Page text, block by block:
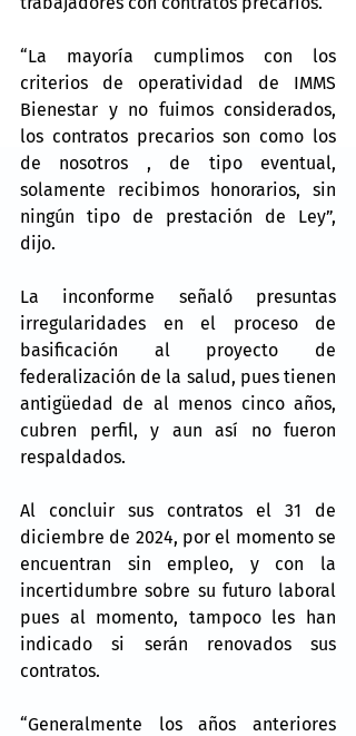
“La mayoría cumplimos con los
criterios de operatividad de IMMS
Bienestar y no fuimos considerados,
los contratos precarios son como los
de nosotros , de tipo eventual,
solamente recibimos honorarios, sin
ningún tipo de prestación de Ley”,
dijo.
La inconforme señaló presuntas
irregularidades en el proceso de
basificación al proyecto de
federalización de la salud, pues tienen
antigüedad de al menos cinco años,
cubren perfil, y aun así no fueron
respaldados.
Al concluir sus contratos el 31 de
diciembre de 2024, por el momento se
encuentran sin empleo, y con la
incertidumbre sobre su futuro laboral
pues al momento, tampoco les han
indicado si serán renovados sus
contratos.
“Generalmente los años anteriores